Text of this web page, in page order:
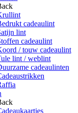
cadeaulint
lint
cadeaulint
/ touw cadeaulint
lint / weblint
cadeaulinten